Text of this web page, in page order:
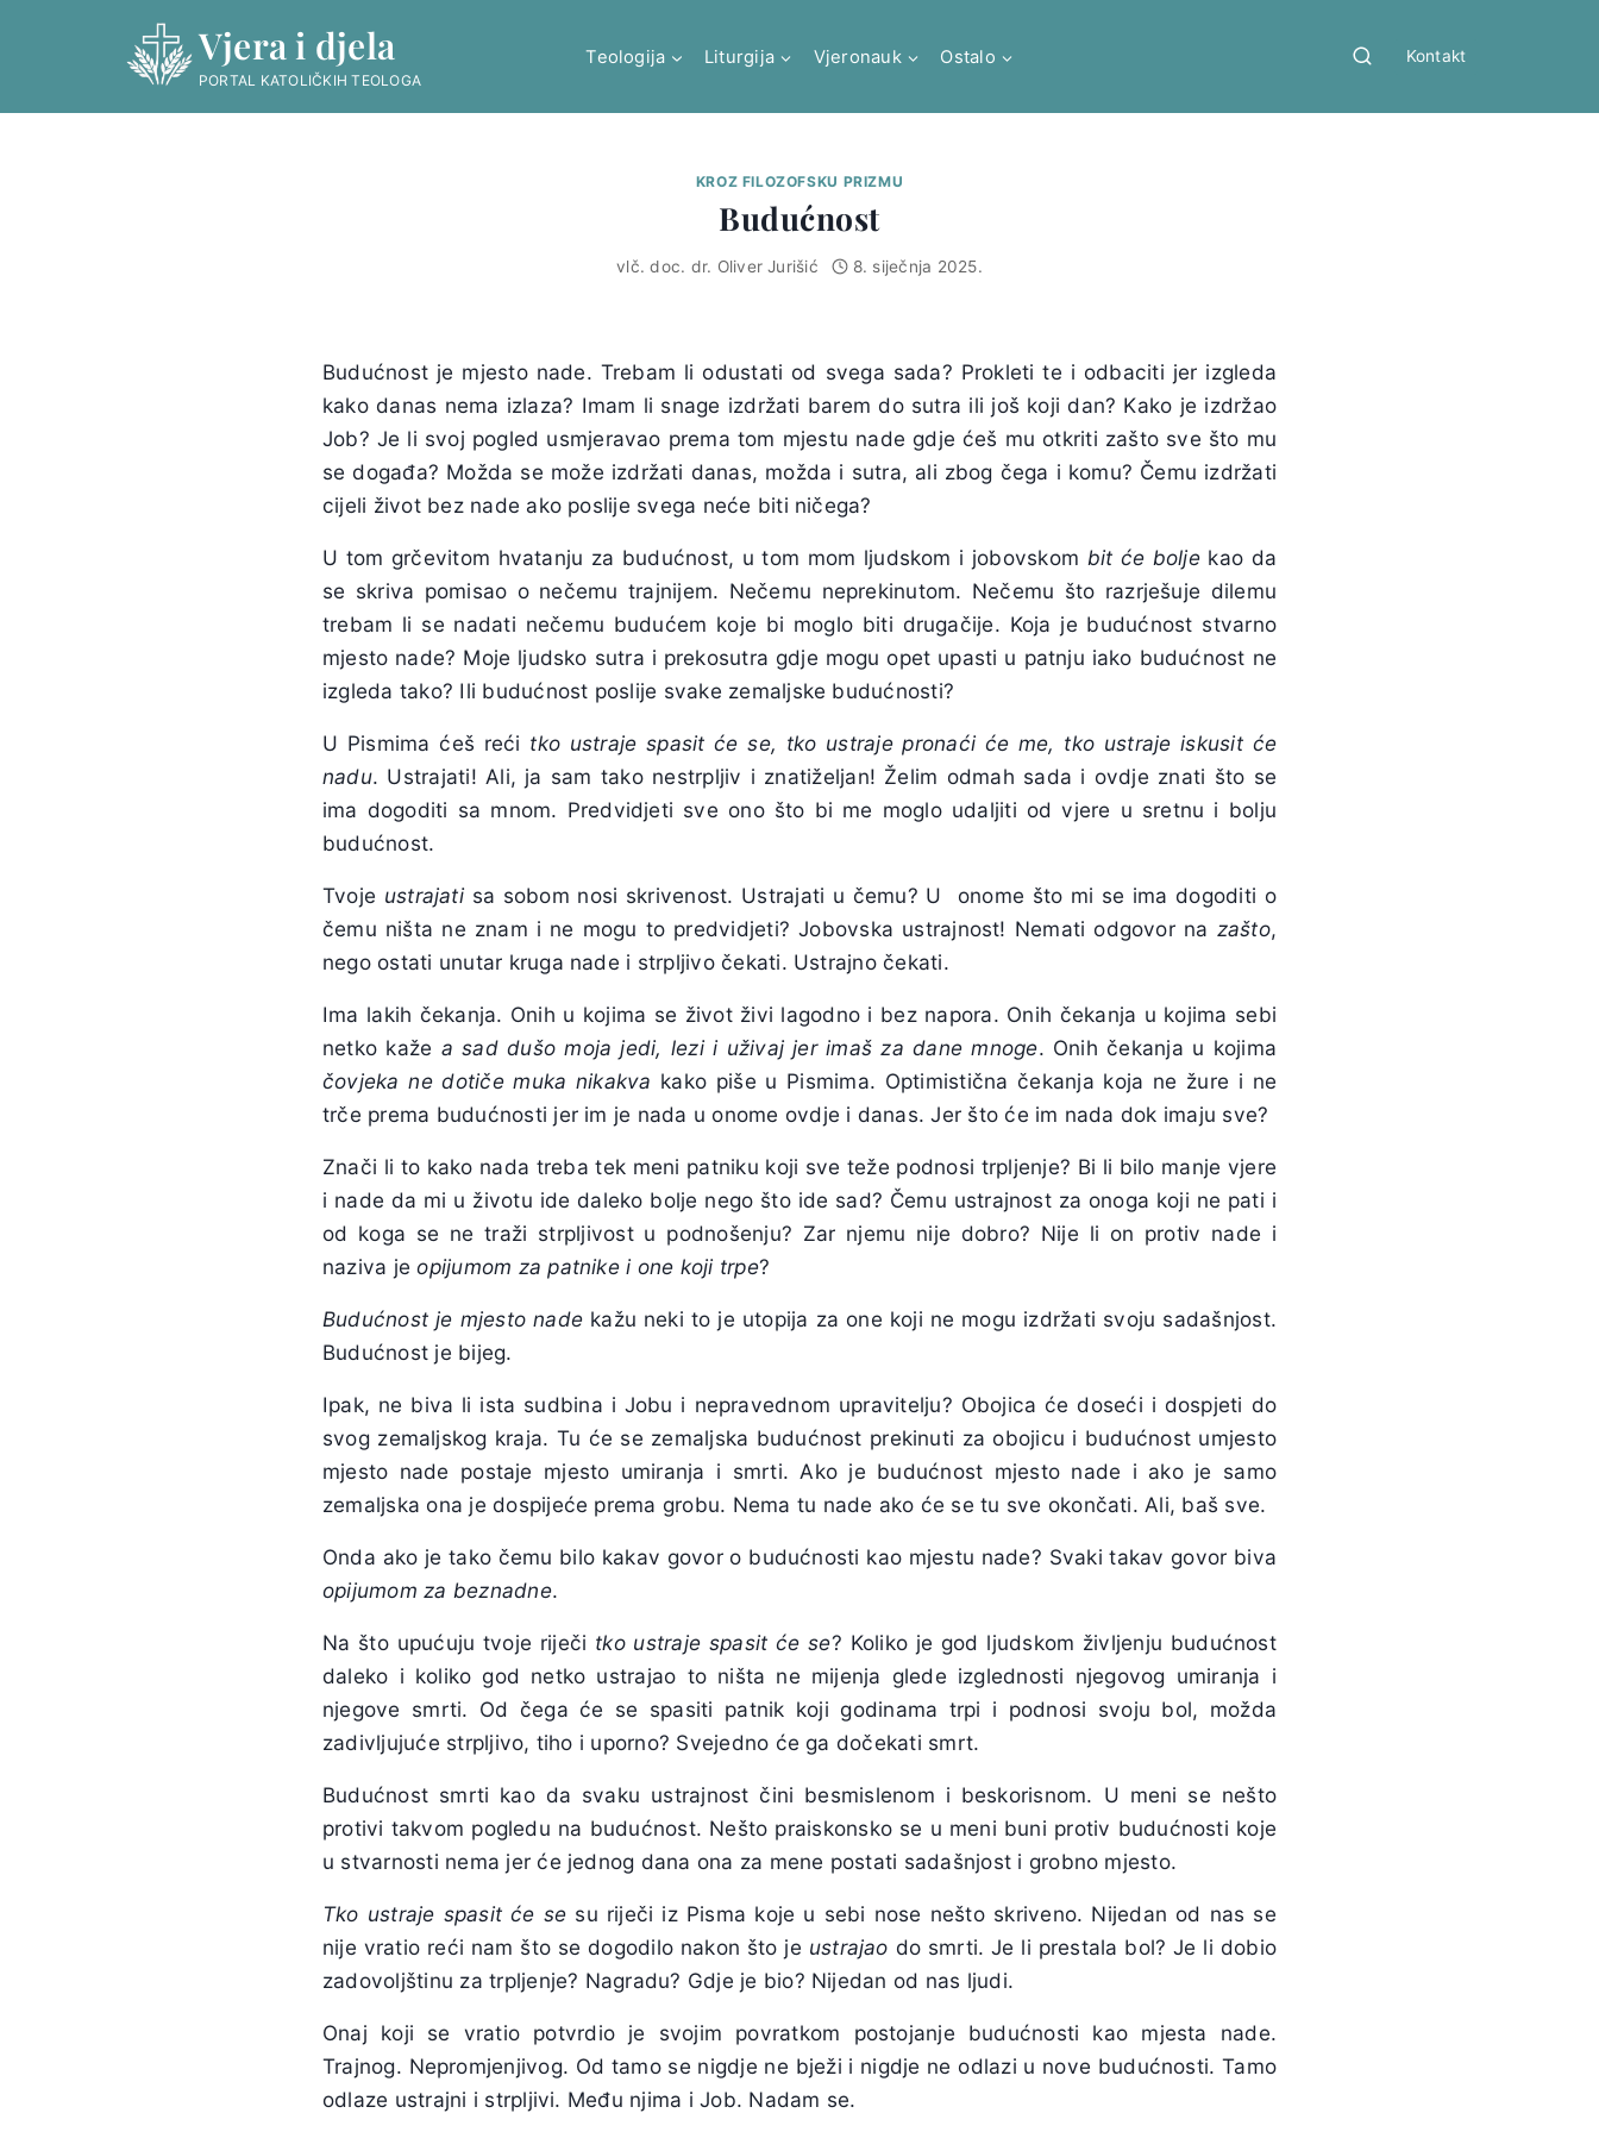
Vjera i djela
PORTAL KATOLIČKIH TEOLOGA
Teologija Liturgija Vjeronauk Ostalo Kontakt
KROZ FILOZOFSKU PRIZMU
Budućnost
vlč. doc. dr. Oliver Jurišić 8. siječnja 2025.
Budućnost je mjesto nade. Trebam li odustati od svega sada? Prokleti te i odbaciti jer izgleda
kako danas nema izlaza? Imam li snage izdržati barem do sutra ili još koji dan? Kako je izdržao
Job? Je li svoj pogled usmjeravao prema tom mjestu nade gdje ćeš mu otkriti zašto sve što mu
se događa? Možda se može izdržati danas, možda i sutra, ali zbog čega i komu? Čemu izdržati
cijeli život bez nade ako poslije svega neće biti ničega?
U tom grčevitom hvatanju za budućnost, u tom mom ljudskom i jobovskom bit će boljekao da
se skriva pomisao o nečemu trajnijem. Nečemu neprekinutom. Nečemu što razrješuje dilemu
trebam li se nadati nečemu budućem koje bi moglo biti drugačije. Koja je budućnost stvarno
mjesto nade? Moje ljudsko sutra i prekosutra gdje mogu opet upasti u patnju iako budućnost ne
izgleda tako? Ili budućnost poslije svake zemaljske budućnosti?
U Pismima ćeš reći tko ustraje spasit će se, tko ustraje pronaći će me, tko ustraje iskusit će
nadu. Ustrajati! Ali, ja sam tako nestrpljiv i znatiželjan! Želim odmah sada i ovdje znati što se
ima dogoditi sa mnom. Predvidjeti sve ono što bi me moglo udaljiti od vjere u sretnu i bolju
budućnost.
Tvoje ustrajati sa sobom nosi skrivenost. Ustrajati u čemu? U onome što mi se ima dogoditi o
čemu ništa ne znam i ne mogu to predvidjeti? Jobovska ustrajnost! Nemati odgovor na zašto,
nego ostati unutar kruga nade i strpljivo čekati. Ustrajno čekati.
Ima lakih čekanja. Onih u kojima se život živi lagodno i bez napora. Onih čekanja u kojima sebi
netko kaže a sad dušo moja jedi, lezi i uživaj jer imaš za dane mnoge. Onih čekanja u kojima
čovjeka ne dotiče muka nikakva kako piše u Pismima. Optimistična čekanja koja ne žure i ne
trče prema budućnosti jer im je nada u onome ovdje i danas. Jer što će im nada dok imaju sve?
Znači li to kako nada treba tek meni patniku koji sve teže podnosi trpljenje? Bi li bilo manje vjere
i nade da mi u životu ide daleko bolje nego što ide sad? Čemu ustrajnost za onoga koji ne pati i
od koga se ne traži strpljivost u podnošenju? Zar njemu nije dobro? Nije li on protiv nade i
naziva jeopijumom za patnike i one koji trpe?
Budućnost je mjesto nade kažu neki to je utopija za one koji ne mogu izdržati svoju sadašnjost.
Budućnost je bijeg.
Ipak, ne biva li ista sudbina i Jobu i nepravednom upravitelju? Obojica će doseći i dospjeti do
svog zemaljskog kraja. Tu će se zemaljska budućnost prekinuti za obojicu i budućnost umjesto
mjesto nade postaje mjesto umiranja i smrti. Ako je budućnost mjesto nade i ako je samo
zemaljska ona je dospijeće prema grobu. Nema tu nade ako će se tu sve okončati. Ali, baš sve.
Onda ako je tako čemu bilo kakav govor o budućnosti kao mjestu nade? Svaki takav govor biva
opijumom za beznadne.
Na što upućuju tvoje riječi tko ustraje spasit će se? Koliko je god ljudskom življenju budućnost
daleko i koliko god netko ustrajao to ništa ne mijenja glede izglednosti njegovog umiranja i
njegove smrti. Od čega će se spasiti patnik koji godinama trpi i podnosi svoju bol, možda
zadivljujuće strpljivo, tiho i uporno? Svejedno će ga dočekati smrt.
Budućnost smrti kao da svaku ustrajnost čini besmislenom i beskorisnom. U meni se nešto
protivi takvom pogledu na budućnost. Nešto praiskonsko se u meni buni protiv budućnosti koje
u stvarnosti nema jer će jednog dana ona za mene postati sadašnjost i grobno mjesto.
Tko ustraje spasit će se su riječi iz Pisma koje u sebi nose nešto skriveno. Nijedan od nas se
nije vratio reći nam što se dogodilo nakon što je ustrajao do smrti. Je li prestala bol? Je li dobio
zadovoljštinu za trpljenje? Nagradu? Gdje je bio? Nijedan od nas ljudi.
Onaj koji se vratio potvrdio je svojim povratkom postojanje budućnosti kao mjesta nade.
Trajnog. Nepromjenjivog. Od tamo se nigdje ne bježi i nigdje ne odlazi u nove budućnosti. Tamo
odlaze ustrajni i strpljivi. Među njima i Job. Nadam se.